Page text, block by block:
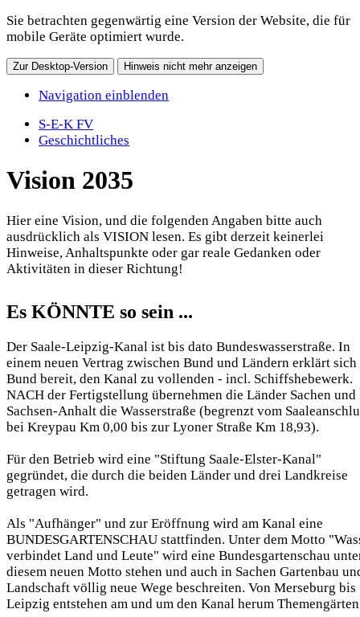
Sie betrachten gegenwärtig eine Version der Website, die für
mobile Geräte optimiert wurde.
Zur Desktop-Version Hinweis nicht mehr anzeigen
Navigation einblenden
S-E-K FV
Geschichtliches
Vision 2035
Hier eine Vision, und die folgenden Angaben bitte auch
ausdrücklich als VISION lesen. Es gibt derzeit keinerlei
Hinweise, Anhaltspunkte oder gar reale Gedanken oder
Aktivitäten in dieser Richtung!
Es KÖNNTE so sein ...
Der Saale-Leipzig-Kanal ist bis dato Bundeswasserstraße. In
einem neuen Vertrag zwischen Bund und Ländern erklärt sich
Bund bereit, den Kanal zu vollenden - incl. Schiffshebewerk.
NACH der Fertigstellung übernehmen die Länder Sachen und
Sachsen-Anhalt die Wasserstraße (begrenzt vom
bei Kreypau Km 0,00 bis zur Lyoner Straße Km 18,93).
Für den Betrieb wird eine "Stiftung Saale-Elster-Kanal"
gegründet, die durch die beiden Länder und drei Landkreise
getragen wird.
Als "Aufhänger" und zur Eröffnung wird am Kanal eine
BUNDESGARTENSCHAU stattfinden. Unter dem Motto
verbindet Land und Leute" wird eine Bundesgartenschau
diesem neuen Motto stehen und auch in Sachen Gartenbau
Landschaft völlig neue Wege beschreiten. Von Merseburg bis
Leipzig entstehen am und um den Kanal herum